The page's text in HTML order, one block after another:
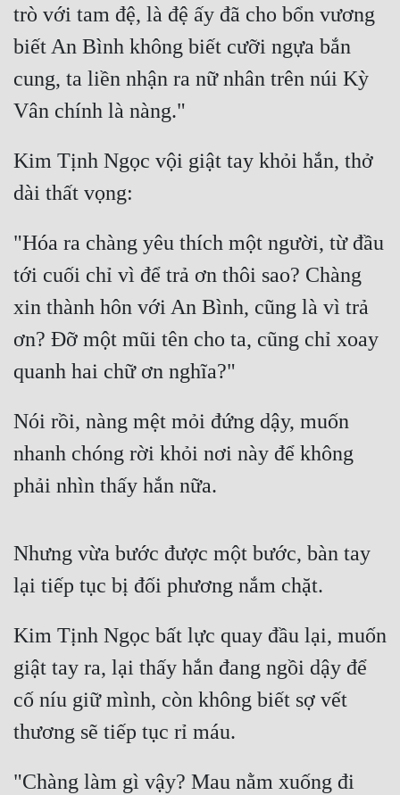
trò với tam đệ, là đệ ấy đã cho bổn vương
biết An Bình không biết cưỡi ngựa bắn
cung, ta liền nhận ra nữ nhân trên núi Kỳ
Vân chính là nàng."
Kim Tịnh Ngọc vội giật tay khỏi hắn, thở
dài thất vọng:
"Hóa ra chàng yêu thích một người, từ đầu
tới cuối chỉ vì để trả ơn thôi sao? Chàng
xin thành hôn với An Bình, cũng là vì trả
ơn? Đỡ một mũi tên cho ta, cũng chỉ xoay
quanh hai chữ ơn nghĩa?"
Nói rồi, nàng mệt mỏi đứng dậy, muốn
nhanh chóng rời khỏi nơi này để không
phải nhìn thấy hắn nữa.
Nhưng vừa bước được một bước, bàn tay
lại tiếp tục bị đối phương nắm chặt.
Kim Tịnh Ngọc bất lực quay đầu lại, muốn
giật tay ra, lại thấy hắn đang ngồi dậy để
cố níu giữ mình, còn không biết sợ vết
thương sẽ tiếp tục rỉ máu.
"Chàng làm gì vậy? Mau nằm xuống đi